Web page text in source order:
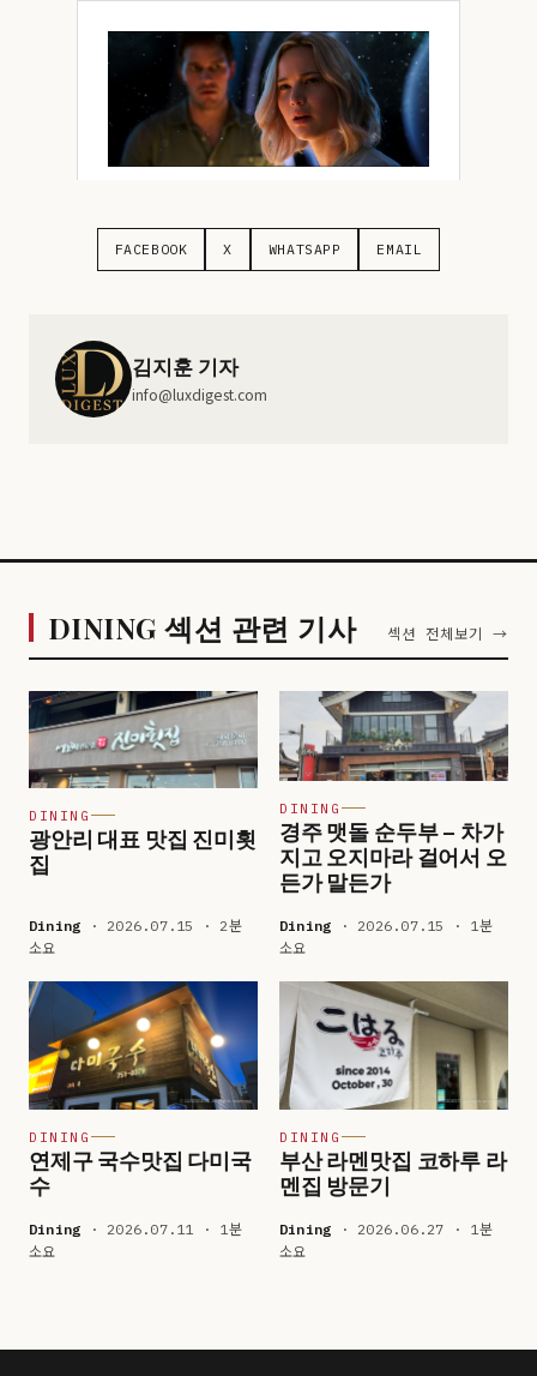
FACEBOOK X WHATSAPP EMAIL
김지훈 기자
info@luxdigest.com
DINING 섹션 관련 기사 섹션 전체보기 →
DINING
광안리 대표 맛집 진미횟
집
Dining · 2026.07.15 · 2분
소요
DINING
경주 맷돌 순두부 – 차가
지고 오지마라 걸어서 오
든가 말든가
Dining · 2026.07.15 · 1분
소요
DINING
연제구 국수맛집 다미국
수
Dining · 2026.07.11 · 1분
소요
DINING
부산 라멘맛집 코하루 라
멘집 방문기
Dining · 2026.06.27 · 1분
소요